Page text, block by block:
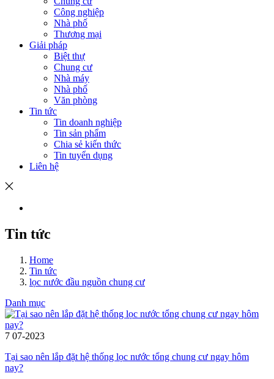
Công nghiệp
Nhà phố
Thương mại
Giải pháp
Biệt thự
Chung cư
Nhà máy
Nhà phố
Văn phòng
Tin tức
Tin doanh nghiệp
Tin sản phẩm
Chia sẻ kiến thức
Tin tuyển dụng
Liên hệ
Tin tức
Home
Tin tức
lọc nước đầu nguồn chung cư
Danh mục
7 07-2023
Tại sao nên lắp đặt hệ thống lọc nước tổng chung cư ngay hôm
nay?